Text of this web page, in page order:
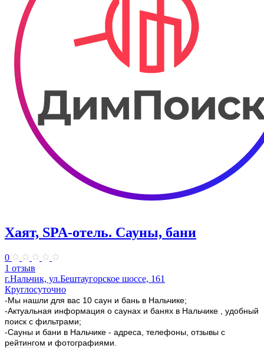
Хаят, ​SPA-отель. Сауны, бани
0
1 отзыв
г.Нальчик, ул.Бештаугорское шоссе, 161
Круглосуточно
-Мы нашли для вас 10 саун и бань в Нальчике;
-Актуальная информация о саунах и банях в Нальчике , удобный
поиск с фильтрами;
-Сауны и бани в Нальчике - адреса, телефоны, отзывы с
рейтингом и фотографиями.